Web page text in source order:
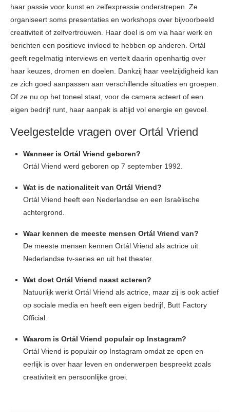
haar passie voor kunst en zelfexpressie onderstrepen. Ze
organiseert soms presentaties en workshops over bijvoorbeeld
creativiteit of zelfvertrouwen. Haar doel is om via haar werk en
berichten een positieve invloed te hebben op anderen. Ortál
geeft regelmatig interviews en vertelt daarin openhartig over
haar keuzes, dromen en doelen. Dankzij haar veelzijdigheid kan
ze zich goed aanpassen aan verschillende situaties en groepen.
Of ze nu op het toneel staat, voor de camera acteert of een
eigen bedrijf runt, haar aanpak is altijd vol energie en gevoel.
Veelgestelde vragen over Ortál Vriend
Wanneer is Ortál Vriend geboren?
Ortál Vriend werd geboren op 7 september 1992.
Wat is de nationaliteit van Ortál Vriend?
Ortál Vriend heeft een Nederlandse en een Israëlische
achtergrond.
Waar kennen de meeste mensen Ortál Vriend van?
De meeste mensen kennen Ortál Vriend als actrice uit
Nederlandse tv-series en uit het theater.
Wat doet Ortál Vriend naast acteren?
Natuurlijk werkt Ortál Vriend als actrice, maar zij is ook actief
op sociale media en heeft een eigen bedrijf, Butt Factory
Official.
Waarom is Ortál Vriend populair op Instagram?
Ortál Vriend is populair op Instagram omdat ze open en
eerlijk is over haar leven en onderwerpen bespreekt zoals
creativiteit en persoonlijke groei.